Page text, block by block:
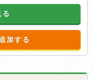
加する